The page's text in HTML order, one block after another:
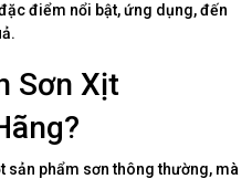
điểm nổi bật, ứng dụng, đến
Sơn Xịt
sản phẩm sơn thông thường, mà